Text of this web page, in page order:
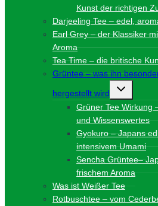
Kunst der richtigen
Darjeeling Tee – edel,
Earl Grey – der Klassiker
Aroma
Tea Time – die britische
Grüntee – was ihn
hergestellt wird
Untermenü
umschalten
Grüner Tee Wirkung
und Wissenswertes
Gyokuro – Japans
intensivem Umami
Sencha Grüntee–
frischem Aroma
Was ist Weißer Tee
Rotbuschtee – vom